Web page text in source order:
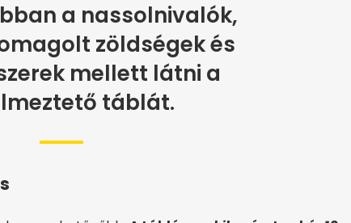
a nassolnivalók,
zöldségek és
mellett látni a
táblát.